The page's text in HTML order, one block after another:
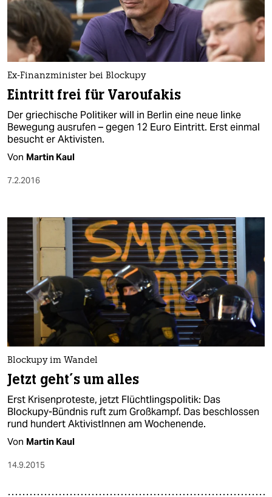
Ex-Finanzminister bei Blockupy
Eintritt frei für Varoufakis
Der griechische Politiker will in Berlin eine neue linke
Bewegung ausrufen – gegen 12 Euro Eintritt. Erst einmal
besucht er Aktivisten.
Von Martin Kaul
7.2.2016
Blockupy im Wandel
Jetzt geht´s um alles
Erst Krisenproteste, jetzt Flüchtlingspolitik: Das
Blockupy-Bündnis ruft zum Großkampf. Das beschlossen
rund hundert AktivistInnen am Wochenende.
Von Martin Kaul
14.9.2015